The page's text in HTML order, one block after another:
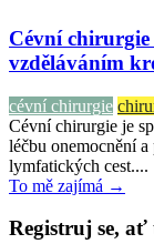
Cévní chirurgie
vzděláváním
cévní chirurgie
Cévní chirurgie je
léčbu onemocnění
lymfatických cest....
To mě zajímá →
Registruj se, ať